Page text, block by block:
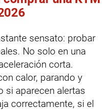
sensato: probar
No solo en una
corta.
calor, parando y
si aparecen alertas
correctamente, si el